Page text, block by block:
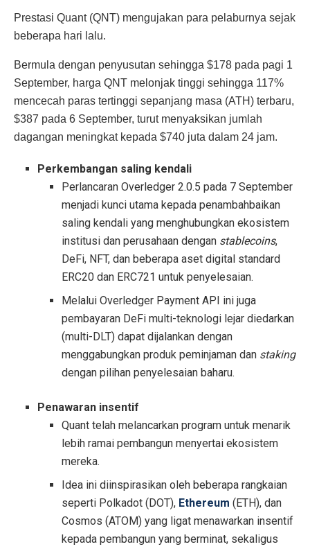
Prestasi Quant (QNT) mengujakan para pelaburnya sejak
beberapa hari lalu.
Bermula dengan penyusutan sehingga $178 pada pagi 1
September, harga QNT melonjak tinggi sehingga 117%
mencecah paras tertinggi sepanjang masa (ATH) terbaru,
$387 pada 6 September, turut menyaksikan jumlah
dagangan meningkat kepada $740 juta dalam 24 jam.
Perkembangan saling kendali
Perlancaran Overledger 2.0.5 pada 7 September
menjadi kunci utama kepada penambahbaikan
saling kendali yang menghubungkan ekosistem
institusi dan perusahaan dengan stablecoins,
DeFi, NFT, dan beberapa aset digital standard
ERC20 dan ERC721 untuk penyelesaian.
Melalui Overledger Payment API ini juga
pembayaran DeFi multi-teknologi lejar diedarkan
(multi-DLT) dapat dijalankan dengan
menggabungkan produk peminjaman dan staking
dengan pilihan penyelesaian baharu.
Penawaran insentif
Quant telah melancarkan program untuk menarik
lebih ramai pembangun menyertai ekosistem
mereka.
Idea ini diinspirasikan oleh beberapa rangkaian
seperti Polkadot (DOT), Ethereum (ETH), dan
Cosmos (ATOM) yang ligat menawarkan insentif
kepada pembangun yang berminat, sekaligus